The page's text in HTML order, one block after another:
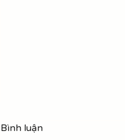
Bình luận